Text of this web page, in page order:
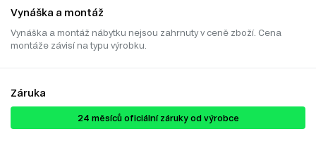
Vynáška a montáž
Vynáška a montáž nábytku nejsou zahrnuty v ceně zboží. Cena
montáže závisí na typu výrobku.
Záruka
24 ​​​​měsíců oficiální záruky od výrobce